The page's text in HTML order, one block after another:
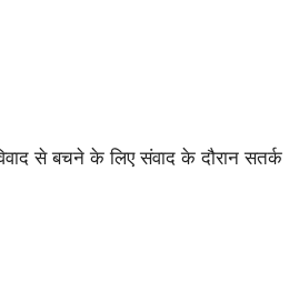
से बचने के लिए संवाद के दौरान सतर्क